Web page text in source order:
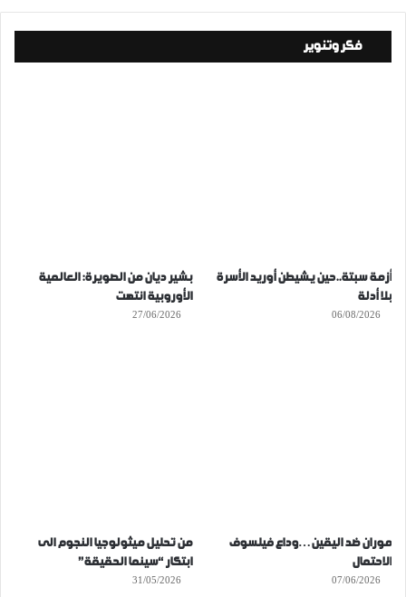
فكر وتنوير
أزمة سبتة..حين يشيطن أوريد الأسرة
بلا أدلة
06/08/2026
بشير ديان من الصويرة: العالمية
الأوروبية انتهت
27/06/2026
موران ضد اليقين…وداع فيلسوف
الاحتمال
07/06/2026
من تحليل ميثولوجيا النجوم الى
ابتكار “سينما الحقيقة”
31/05/2026